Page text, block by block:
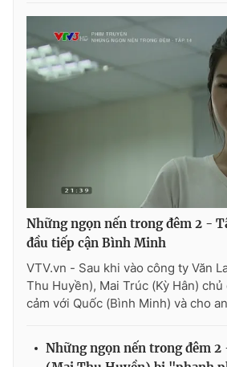
Những ngọn nến trong đêm 2 -
đầu tiếp cận Bình Minh
VTV.vn - Sau khi vào công ty Văn
Thu Huyền), Mai Trúc (Kỳ Hân)
cảm với Quốc (Bình Minh) và cho
Những ngọn nến trong đêm 2